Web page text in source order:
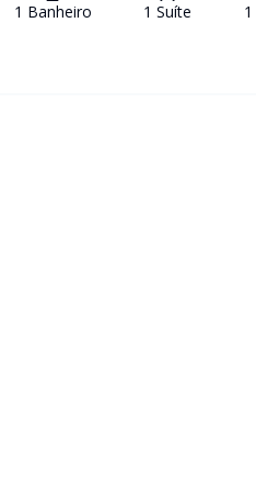
1 Banheiro 1 Suíte 1